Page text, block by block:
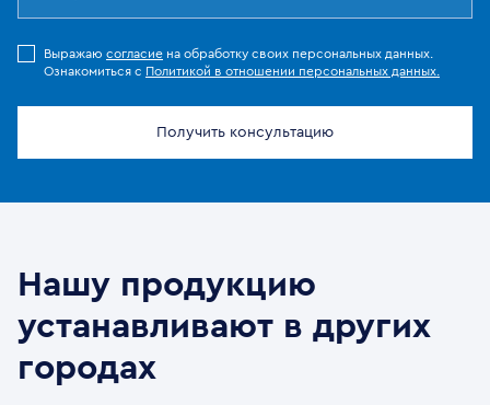
Выражаю согласие на обработку своих персональных данных.
Ознакомиться с Политикой в отношении персональных данных.
Получить консультацию
Нашу продукцию
устанавливают в других
городах